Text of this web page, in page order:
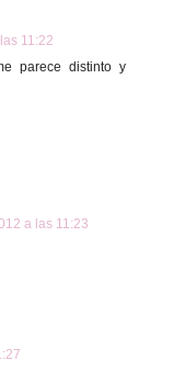
11:22
parece distinto y
a las 11:23